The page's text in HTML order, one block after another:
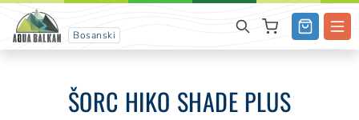
Bosanski
ŠORC HIKO SHADE PLUS